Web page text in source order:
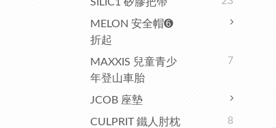
MELON 安全帽➏
折起
MAXXIS 兒童青少
年登山車胎
7
JCOB 座墊
CULPRIT 鐵人肘枕
8